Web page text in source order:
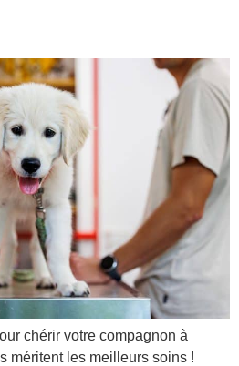
chérir votre compagnon à
méritent les meilleurs soins !